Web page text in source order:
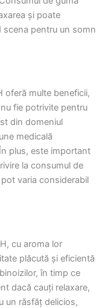
și poate
scena pentru un somn
oferă multe beneficii,
fie potrivite pentru
din domeniul
medicală
plus, este important
la consumul de
varia considerabil
cu aroma lor
plăcută și eficientă
în timp ce
dacă cauți relaxare,
un răsfăț delicios,